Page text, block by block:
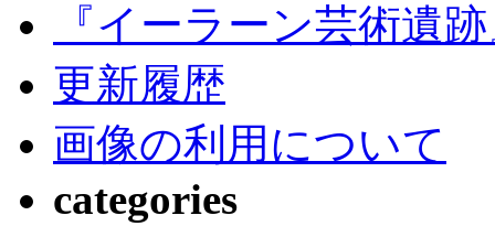
『イーラーン芸術遺
更新履歴
画像の利用について
categories